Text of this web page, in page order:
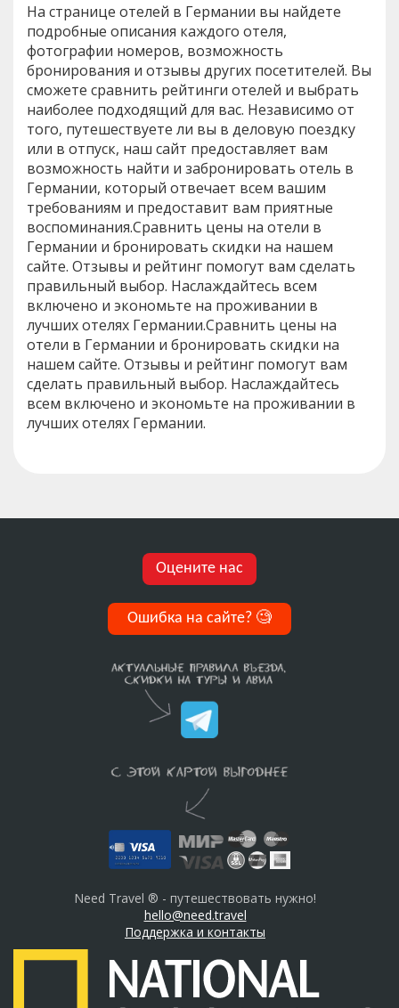
На странице отелей в Германии вы найдете
подробные описания каждого отеля,
фотографии номеров, возможность
бронирования и отзывы других посетителей. Вы
сможете сравнить рейтинги отелей и выбрать
наиболее подходящий для вас. Независимо от
того, путешествуете ли вы в деловую поездку
или в отпуск, наш сайт предоставляет вам
возможность найти и забронировать отель в
Германии, который отвечает всем вашим
требованиям и предоставит вам приятные
воспоминания.Сравнить цены на отели в
Германии и бронировать скидки на нашем
сайте. Отзывы и рейтинг помогут вам сделать
правильный выбор. Наслаждайтесь всем
включено и экономьте на проживании в
лучших отелях Германии.Сравнить цены на
отели в Германии и бронировать скидки на
нашем сайте. Отзывы и рейтинг помогут вам
сделать правильный выбор. Наслаждайтесь
всем включено и экономьте на проживании в
лучших отелях Германии.
Оцените нас
Ошибка на сайте? 🧐
Need Travel ® - путешествовать нужно!
hello@need.travel
Поддержка и контакты